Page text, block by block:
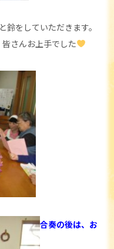
をしていただきます。
さんお上手でした
合奏の後は、お